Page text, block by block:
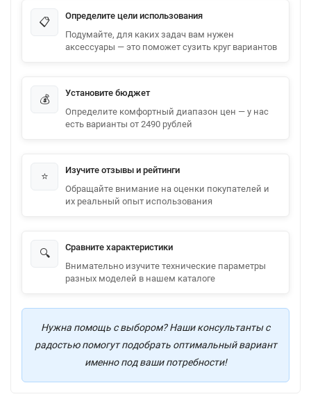
📋
Определите цели использования
Подумайте, для каких задач вам нужен
аксессуары — это поможет сузить круг вариантов
💰
Установите бюджет
Определите комфортный диапазон цен — у нас
есть варианты от 2490 рублей
⭐
Изучите отзывы и рейтинги
Обращайте внимание на оценки покупателей и
их реальный опыт использования
🔍
Сравните характеристики
Внимательно изучите технические параметры
разных моделей в нашем каталоге
Нужна помощь с выбором? Наши консультанты с
радостью помогут подобрать оптимальный вариант
именно под ваши потребности!